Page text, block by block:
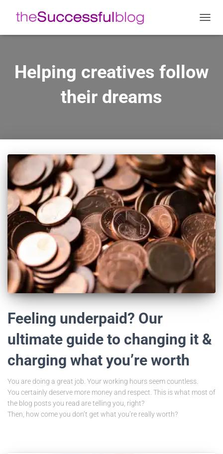
Helping creatives follow
their dreams
Feeling underpaid? Our
ultimate guide to changing it &
charging what you’re worth
You are doing a great job. Your working hours seem countless.
You certainly deserve more money and respect. This is what most of
the blog posts you read are telling you, right?
Then, how come you don’t get what you’re really worth?